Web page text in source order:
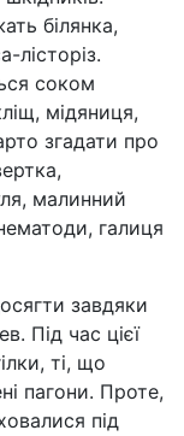
білянка,
лісторіз.
соком
мідяниця,
згадати про
малинний
галиця
завдяки
Під час цієї
ті, що
пагони. Проте,
під